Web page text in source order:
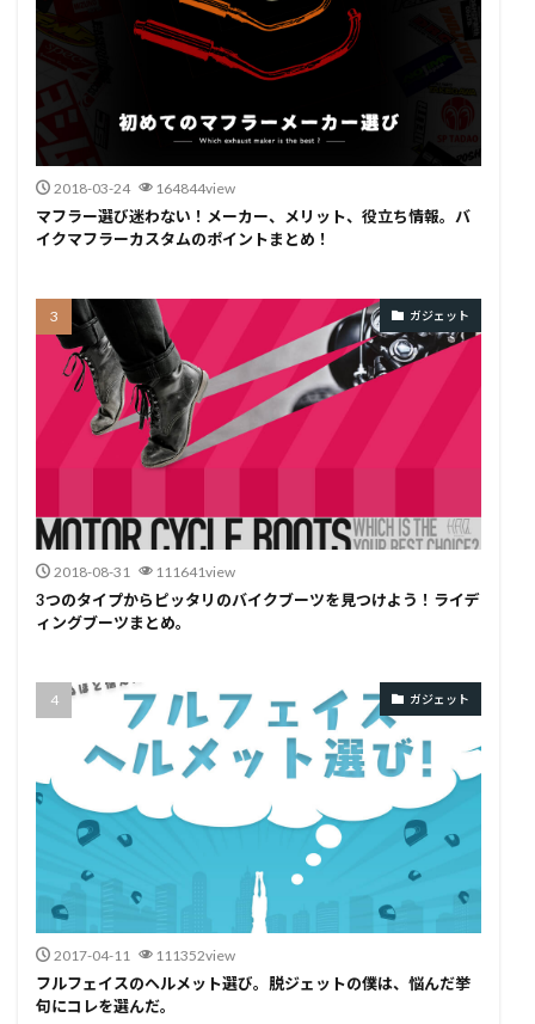
2018-03-24 164844view
マフラー選び迷わない！メーカー、メリット、役立ち情報。バ
イクマフラーカスタムのポイントまとめ！
ガジェット
2018-08-31 111641view
3つのタイプからピッタリのバイクブーツを見つけよう！ライデ
ィングブーツまとめ。
ガジェット
2017-04-11 111352view
フルフェイスのヘルメット選び。脱ジェットの僕は、悩んだ挙
句にコレを選んだ。